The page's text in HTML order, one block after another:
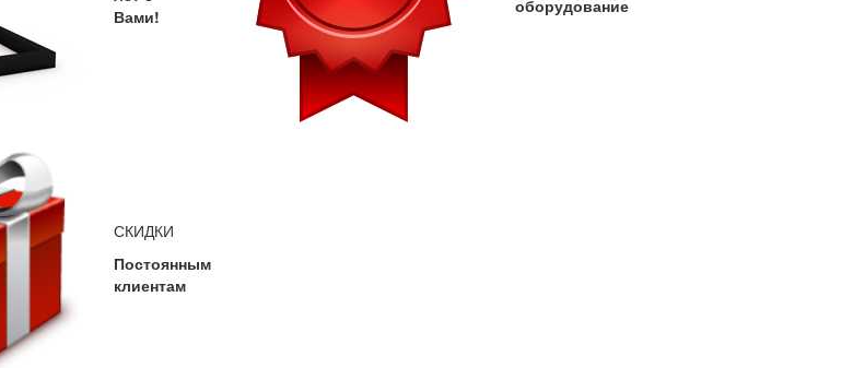
Вами!
оборудование
СКИДКИ
Постоянным
клиентам